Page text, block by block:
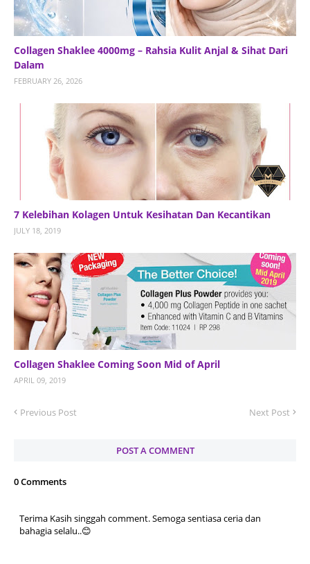
Collagen Shaklee 4000mg – Rahsia Kulit Anjal & Sihat Dari
Dalam
FEBRUARY 26, 2026
7 Kelebihan Kolagen Untuk Kesihatan Dan Kecantikan
JULY 18, 2019
Collagen Shaklee Coming Soon Mid of April
APRIL 09, 2019
Previous Post Next Post
POST A COMMENT
0 Comments
Terima Kasih singgah comment. Semoga sentiasa ceria dan
bahagia selalu..😊